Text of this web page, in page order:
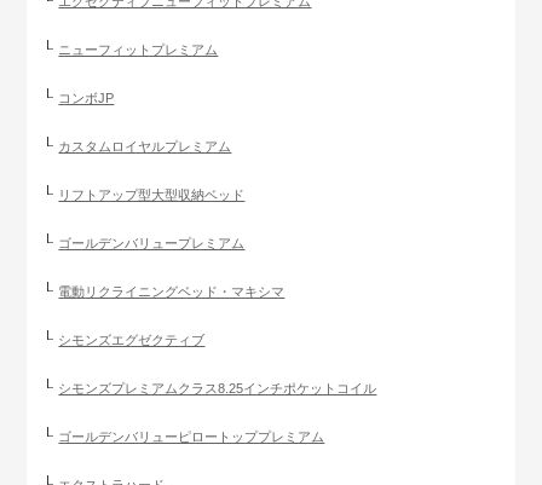
ニューフィットプレミアム
コンボJP
カスタムロイヤルプレミアム
リフトアップ型大型収納ベッド
ゴールデンバリュープレミアム
電動リクライニングベッド・マキシマ
シモンズエグゼクティブ
シモンズプレミアムクラス8.25インチポケットコイル
ゴールデンバリューピロートッププレミアム